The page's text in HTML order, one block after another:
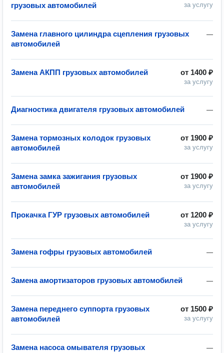
за услугу
грузовых автомобилей
—
Замена главного цилиндра сцепления грузовых
автомобилей
от 1400 ₽
за услугу
Замена АКПП грузовых автомобилей
—
Диагностика двигателя грузовых автомобилей
от 1900 ₽
за услугу
Замена тормозных колодок грузовых
автомобилей
от 1900 ₽
за услугу
Замена замка зажигания грузовых
автомобилей
от 1200 ₽
за услугу
Прокачка ГУР грузовых автомобилей
—
Замена гофры грузовых автомобилей
—
Замена амортизаторов грузовых автомобилей
от 1500 ₽
за услугу
Замена переднего суппорта грузовых
автомобилей
—
Замена насоса омывателя грузовых